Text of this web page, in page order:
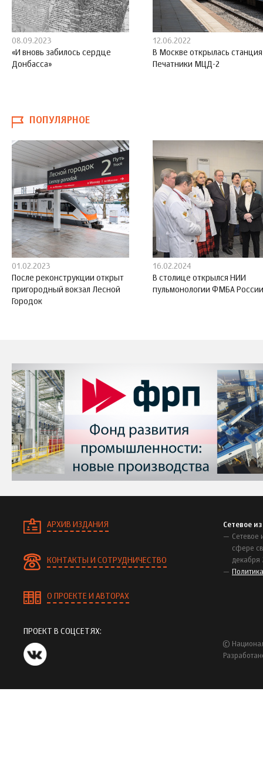
08.09.2023
«И вновь забилось сердце
Донбасса»
12.06.2022
В Москве открылась станция
Печатники МЦД-2
ПОПУЛЯРНОЕ
01.02.2023
После реконструкции открыт
пригородный вокзал Лесной
Городок
16.02.2024
В столице открылся НИИ
пульмонологии ФМБА России
АРХИВ ИЗДАНИЯ
КОНТАКТЫ И СОТРУДНИЧЕСТВО
О ПРОЕКТЕ И АВТОРАХ
Сетевое
Сетевое
сфере
декабря
ПРОЕКТ В СОЦСЕТЯХ:
©